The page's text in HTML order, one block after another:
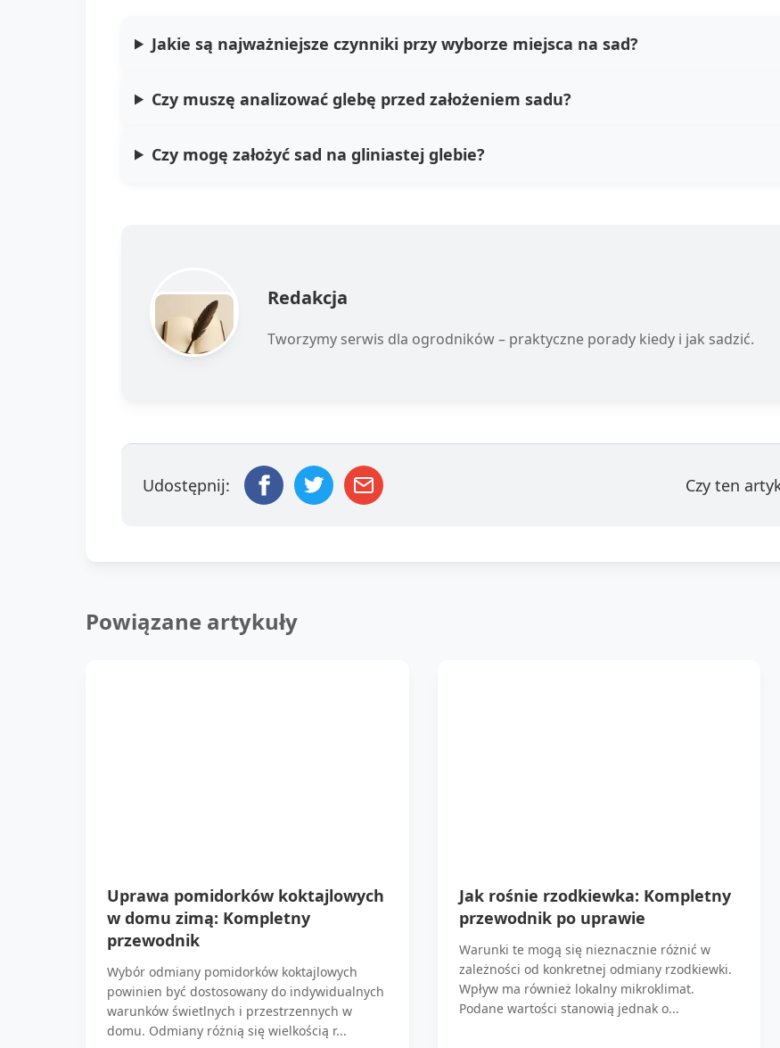
Jakie są najważniejsze czynniki przy wyborze miejsca na sad?
Czy muszę analizować glebę przed założeniem sadu?
Czy mogę założyć sad na gliniastej glebie?
Redakcja
Tworzymy serwis dla ogrodników – praktyczne porady kiedy i jak sadzić.
Udostępnij: Czy ten
Powiązane artykuły
Uprawa pomidorków koktajlowych
w domu zimą: Kompletny
przewodnik
Wybór odmiany pomidorków koktajlowych
powinien być dostosowany do indywidualnych
warunków świetlnych i przestrzennych w
domu. Odmiany różnią się wielkością r...
Jak rośnie rzodkiewka: Kompletny
przewodnik po uprawie
Warunki te mogą się nieznacznie różnić w
zależności od konkretnej odmiany rzodkiewki.
Wpływ ma również lokalny mikroklimat.
Podane wartości stanowią jednak o...